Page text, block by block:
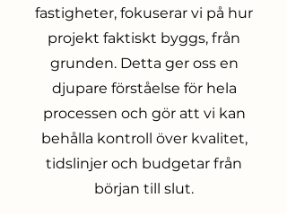
fastigheter, fokuserar vi på hur
projekt faktiskt byggs, från
grunden. Detta ger oss en
djupare förståelse för hela
processen och gör att vi kan
behålla kontroll över kvalitet,
tidslinjer och budgetar från
början till slut.